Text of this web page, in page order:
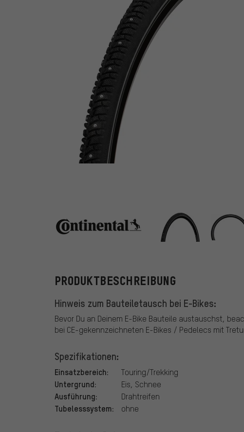
Continental
PRODUKTBESCHREIBUNG
Hinweis zum Bauteiletausch bei E-Bikes:
Bevor Du an Deinem E-Bike Bauteile austauschst,
bei CE-gekennzeichneten E-Bikes / Pedelecs mit
Spezifikationen:
Einsatzbereich: Touring/Trekking
Untergrund: Eis, Schnee
Ausführung: Drahtreifen
Tubelesssystem: ohne